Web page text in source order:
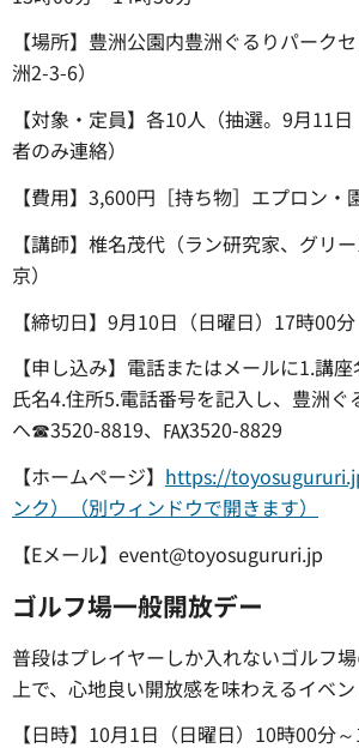
【場所】豊洲公園内豊洲ぐるりパーク
洲2-3-6）
【対象・定員】各10人（抽選。9月11
者のみ連絡）
【費用】3,600円［持ち物］エプロン・
【講師】椎名茂代（ラン研究家、グリ
京）
【締切日】9月10日（日曜日）17時00分
【申し込み】電話またはメールに1.講
氏名4.住所5.電話番号を記入し、豊洲ぐ
へ☎3520-8819、℻3520-8829
【ホームページ】 https://
ンク）（別ウィンドウで開きます）
【Eメール】event@toyosugururi.jp
ゴルフ場一般開放デー
普段はプレイヤーしか入れないゴルフ
上で、心地良い開放感を味わえるイベン
【日時】10月1日（日曜日）10時00分～